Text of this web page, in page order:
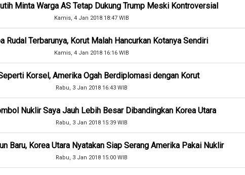
Minta Warga AS Tetap Dukung Trump Meski Kontroversial
Kamis, 4 Jan 2018 18:47 WIB
Rudal Terbarunya, Korut Malah Hancurkan Kotanya Sendiri
Kamis, 4 Jan 2018 16:16 WIB
Korsel, Amerika Ogah Berdiplomasi dengan Korut
Rabu, 3 Jan 2018 16:43 WIB
Nuklir Saya Jauh Lebih Besar Dibandingkan Korea Utara
Rabu, 3 Jan 2018 15:39 WIB
Baru, Korea Utara Nyatakan Siap Serang Amerika Pakai Nuklir
Rabu, 3 Jan 2018 15:00 WIB